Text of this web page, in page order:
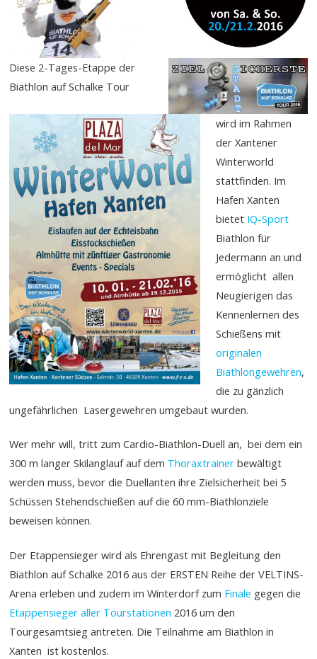
Diese 2-Tages-Etappe der
Biathlon auf Schalke Tour
wird im Rahmen
der Xantener
Winterworld
stattfinden. Im
Hafen Xanten
bietet IQ-Sport
Biathlon für
Jedermann an und
ermöglicht allen
Neugierigen das
Kennenlernen des
Schießens mit
originalen
Biathlongewehren,
die zu gänzlich
ungefährlichen Lasergewehren umgebaut wurden.
Wer mehr will, tritt zum Cardio-Biathlon-Duell an, bei dem ein
300 m langer Skilanglauf auf dem Thoraxtrainer bewältigt
werden muss, bevor die Duellanten ihre Zielsicherheit bei 5
Schüssen Stehendschießen auf die 60 mm-Biathlonziele
beweisen können.
Der Etappensieger wird als Ehrengast mit Begleitung den
Biathlon auf Schalke 2016 aus der ERSTEN Reihe der VELTINS-
Arena erleben und zudem im Winterdorf zum Finale gegen die
Etappensieger aller Tourstationen 2016 um den
Tourgesamtsieg antreten. Die Teilnahme am Biathlon in
Xanten ist kostenlos.